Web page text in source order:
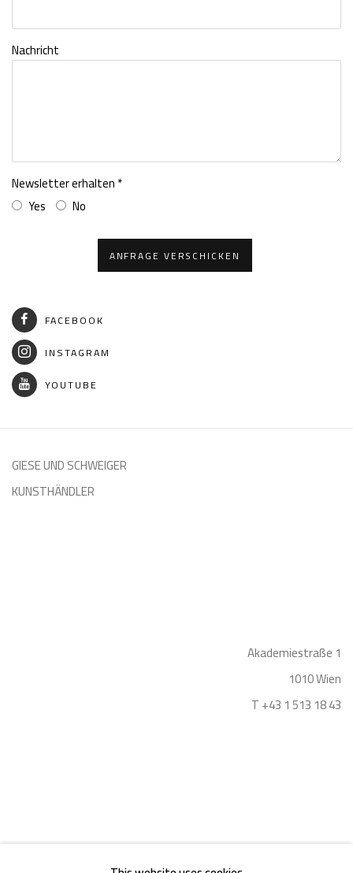
Nachricht
Newsletter erhalten *
Yes
No
ANFRAGE VERSCHICKEN
FACEBOOK
INSTAGRAM
YOUTUBE
GIESE UND SCHWEIGER
KUNSTHÄNDLER
Akademiestraße 1
1010 Wien
T +43 1 513 18 43
Impressum